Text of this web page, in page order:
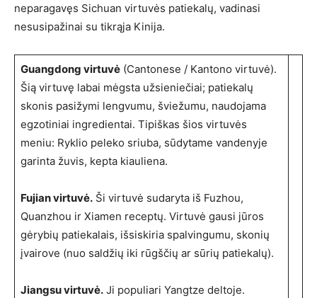
neparagavęs Sichuan virtuvės patiekalų, vadinasi
nesusipažinai su tikrąja Kinija.
Guangdong virtuvė(Cantonese / Kantono virtuvė).
Šią virtuvę labai mėgsta užsieniečiai; patiekalų
skonis pasižymi lengvumu, šviežumu, naudojama
egzotiniai ingredientai. Tipiškas šios virtuvės
meniu: Ryklio peleko sriuba, sūdytame vandenyje
garinta žuvis, kepta kiauliena.
Fujian virtuvė.Ši virtuvė sudaryta iš Fuzhou,
Quanzhou ir Xiamen receptų. Virtuvė gausi jūros
gėrybių patiekalais, išsiskiria spalvingumu, skonių
įvairove (nuo saldžių iki rūgščių ar sūrių patiekalų).
Jiangsu virtuvė.Ji populiari Yangtze deltoje.